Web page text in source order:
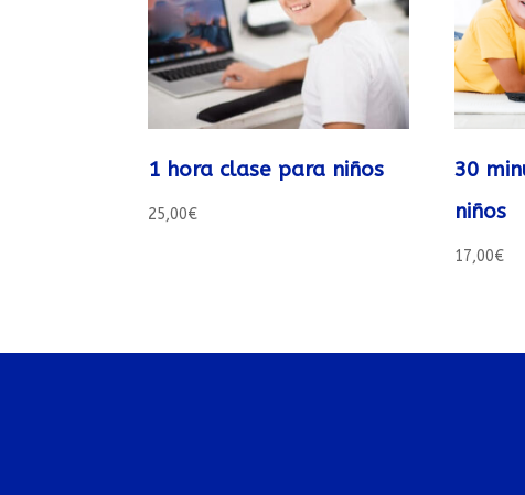
1 hora clase para niños
25,00€
30
niños
17,00€